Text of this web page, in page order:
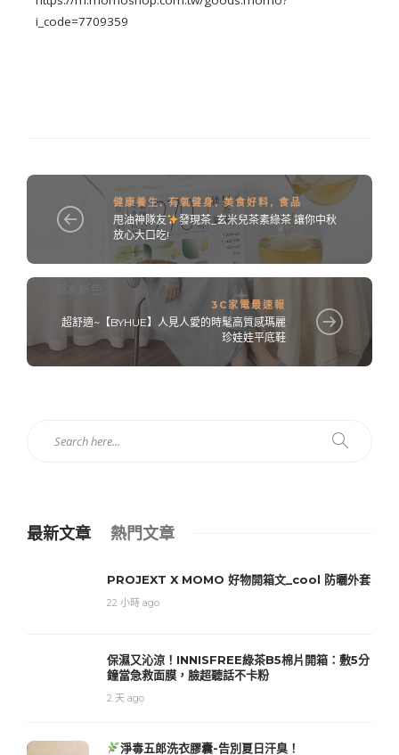
i_code=7709359
健康養生,有氧健身,美食好料 , 食品
甩油神隊友
發現茶_玄米兒茶素綠茶 讓你中秋
放心大口吃!
3C家電最速報
超舒適~【BYHUE】人見人愛的時髦高質感瑪麗
珍娃娃平底鞋
最新文章 熱門文章
PROJEXT X MOMO 好物開箱文_cool 防曬外套
22 小時 ago
保濕又沁涼！INNISFREE綠茶B5棉片開箱：敷5分
鐘當急救面膜，臉超聽話不卡粉
2 天 ago
淨毒五郎洗衣膠囊-告別夏日汗臭！